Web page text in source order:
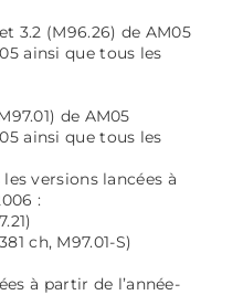
3.2 (M96.26) de AM05
ainsi que tous les
de AM05
ainsi que tous les
versions lancées à
:
ch, M97.01-S)
à partir de l’année-